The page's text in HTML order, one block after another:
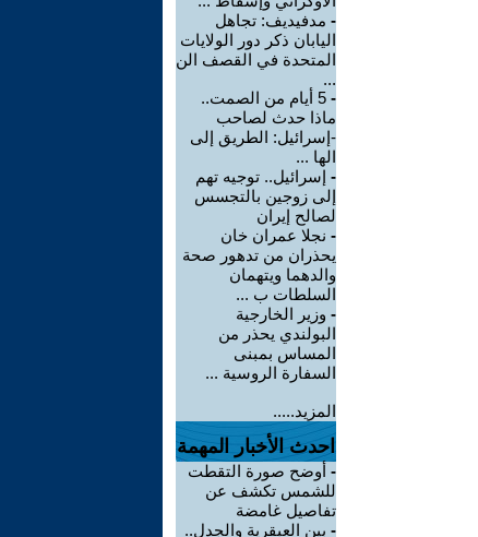
- مدفيديف: تجاهل
اليابان ذكر دور الولايات
المتحدة في القصف الن
...
-
5 أيام من الصمت..
ماذا حدث لصاحب
-إسرائيل: الطريق إلى
الها ...
- إسرائيل.. توجيه تهم
إلى زوجين بالتجسس
لصالح إيران
- نجلا عمران خان
يحذران من تدهور صحة
والدهما ويتهمان
السلطات ب ...
- وزير الخارجية
البولندي يحذر من
المساس بمبنى
السفارة الروسية ...
المزيد.....
احدث الأخبار المهمة
- أوضح صورة التقطت
للشمس تكشف عن
تفاصيل غامضة
- بين العبقرية والجدل..